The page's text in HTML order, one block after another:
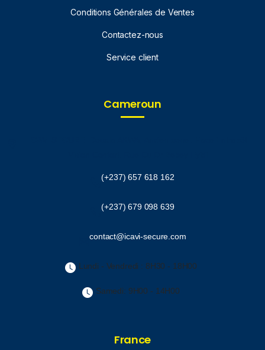
Conditions Générales de Ventes
Contactez-nous
Service client
Cameroun
(+237) 657 618 162
(+237) 679 098 639
contact@icavi-secure.com
Lundi - Vendredi : 8H30 - 18H00
Samedi: 9H00 - 14H00
France